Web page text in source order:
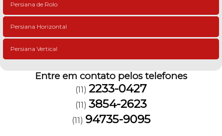
Persiana de Rolo
Persiana Horizontal
Persiana Vertical
Entre em contato pelos telefones
(11) 2233-0427
(11) 3854-2623
(11) 94735-9095